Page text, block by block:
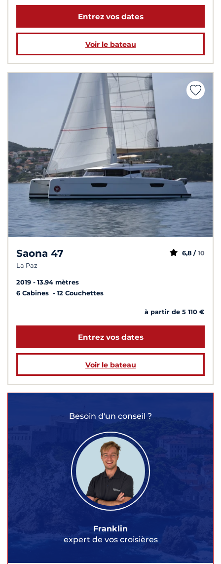
Entrez vos dates
Voir le bateau
Saona 47
La Paz
6,8 / 10
2019
13.94 mètres
6 Cabines
12 Couchettes
à partir de 5 110 €
Entrez vos dates
Voir le bateau
Besoin d'un conseil ?
Franklin
expert de vos croisières